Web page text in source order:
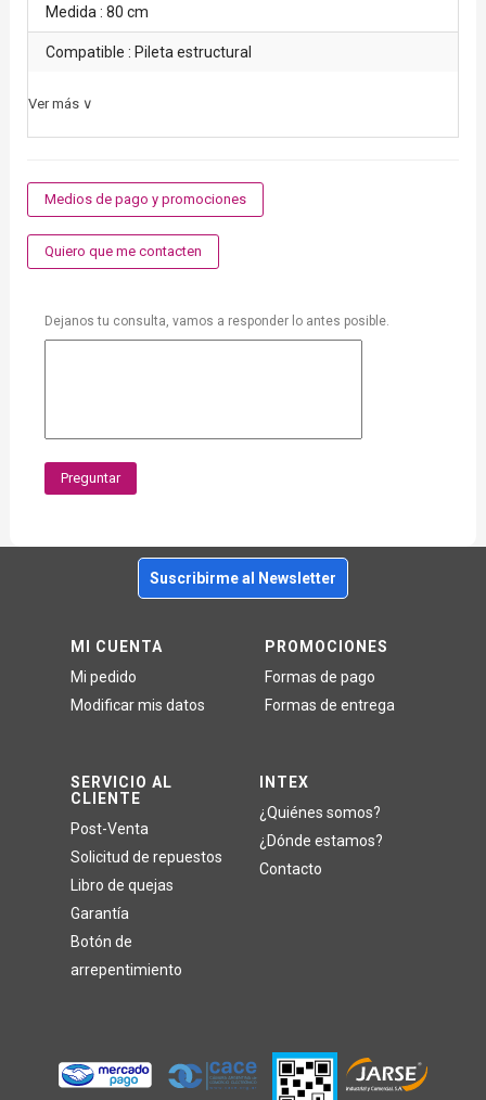
Medida : 80 cm
Compatible : Pileta estructural
Ver más ∨
Medios de pago y promociones
Quiero que me contacten
Dejanos tu consulta, vamos a responder lo antes posible.
Preguntar
Suscribirme al Newsletter
MI CUENTA
Mi pedido
Modificar mis datos
SERVICIO AL
CLIENTE
Post-Venta
Solicitud de repuestos
Libro de quejas
Garantía
Botón de
arrepentimiento
PROMOCIONES
Formas de pago
Formas de entrega
INTEX
¿Quiénes somos?
¿Dónde estamos?
Contacto